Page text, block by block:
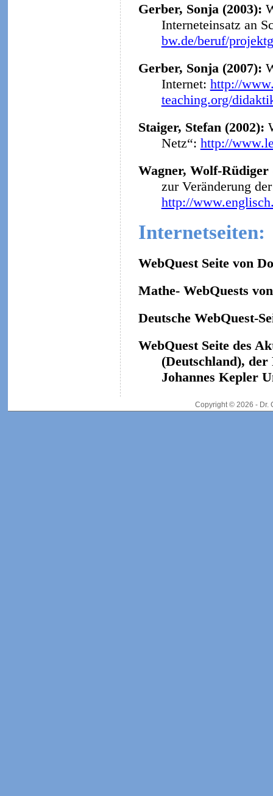
Gerber, Sonja (2003):
Interneteinsatz an
bw.de/beruf/
Gerber, Sonja (2007):
Internet: http://
teaching.org/
Staiger, Stefan (2002):
Netz“: http://
Wagner, Wolf-
zur Veränderung
http://
Internetseiten:
WebQuest Seite von
Mathe- WebQuests
Deutsche WebQuest-
WebQuest Seite des
(Deutschland), der
Johannes Kepler
Copyright © 2026 - Dr.